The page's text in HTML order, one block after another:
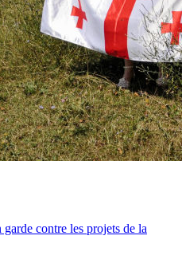
contre les projets de la